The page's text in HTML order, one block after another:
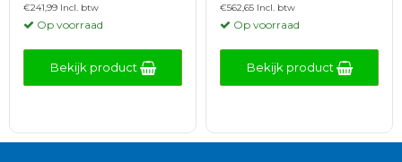
€241,99 Incl. btw
Op voorraad
Bekijk product
€562,65 Incl. btw
Op voorraad
Bekijk product